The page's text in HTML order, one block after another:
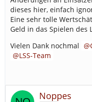
dieses hier, einfach
Eine sehr tolle
Geld in das Spielen des
Vielen Dank nochmal
LSS-Team
Noppes